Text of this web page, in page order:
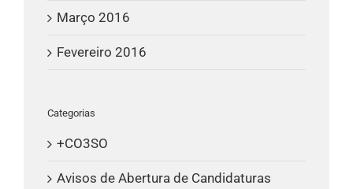
Março 2016
Fevereiro 2016
Categorias
+CO3SO
Avisos de Abertura de Candidaturas